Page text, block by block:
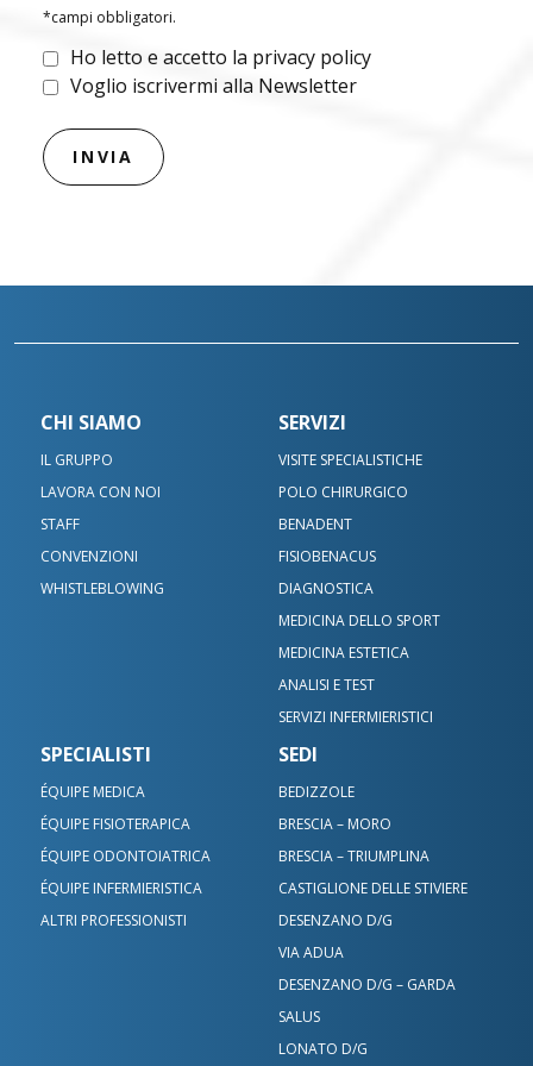
Contatta le nostre sedi
*campi obbligatori.
Ho letto e accetto la privacy policy
Voglio iscrivermi alla Newsletter
CHI SIAMO
IL GRUPPO
LAVORA CON NOI
STAFF
CONVENZIONI
WHISTLEBLOWING
SERVIZI
VISITE SPECIALISTICHE
POLO CHIRURGICO
BENADENT
FISIOBENACUS
DIAGNOSTICA
MEDICINA DELLO SPORT
MEDICINA ESTETICA
ANALISI E TEST
SERVIZI INFERMIERISTICI
SPECIALISTI
ÉQUIPE MEDICA
ÉQUIPE FISIOTERAPICA
ÉQUIPE ODONTOIATRICA
ÉQUIPE INFERMIERISTICA
ALTRI PROFESSIONISTI
SEDI
BEDIZZOLE
BRESCIA – MORO
BRESCIA – TRIUMPLINA
CASTIGLIONE DELLE STIVIERE
DESENZANO D/G
VIA ADUA
DESENZANO D/G – GARDA
SALUS
LONATO D/G